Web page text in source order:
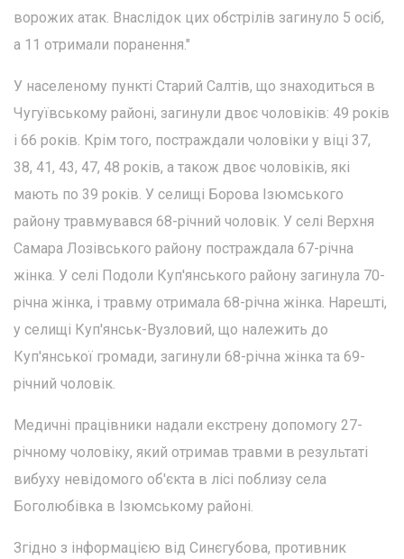
ворожих атак. Внаслідок цих обстрілів загинуло 5 осіб,
а 11 отримали поранення."
У населеному пункті Старий Салтів, що знаходиться в
Чугуївському районі, загинули двоє чоловіків: 49 років
і 66 років. Крім того, постраждали чоловіки у віці 37,
38, 41, 43, 47, 48 років, а також двоє чоловіків, які
мають по 39 років. У селищі Борова Ізюмського
району травмувався 68-річний чоловік. У селі Верхня
Самара Лозівського району постраждала 67-річна
жінка. У селі Подоли Куп'янського району загинула 70-
річна жінка, і травму отримала 68-річна жінка. Нарешті,
у селищі Куп'янськ-Вузловий, що належить до
Куп'янської громади, загинули 68-річна жінка та 69-
річний чоловік.
Медичні працівники надали екстрену допомогу 27-
річному чоловіку, який отримав травми в результаті
вибуху невідомого об'єкта в лісі поблизу села
Боголюбівка в Ізюмському районі.
Згідно з інформацією від Синєгубова, противник